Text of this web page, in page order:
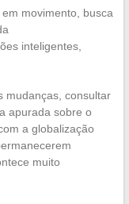
movimento, busca
inteligentes,
mudanças, consultar
apurada sobre o
a globalização
muito